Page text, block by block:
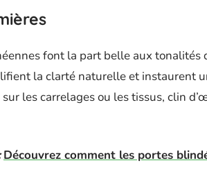
font la part belle aux tonalités
la clarté naturelle et instaurent
les carrelages ou les tissus, clin
Découvrez comment les portes